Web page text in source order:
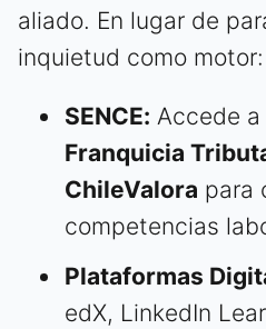
aliado. En lugar de
inquietud como motor:
SENCE: Accede a
Franquicia
ChileValora para
competencias
Plataformas
edX, LinkedIn